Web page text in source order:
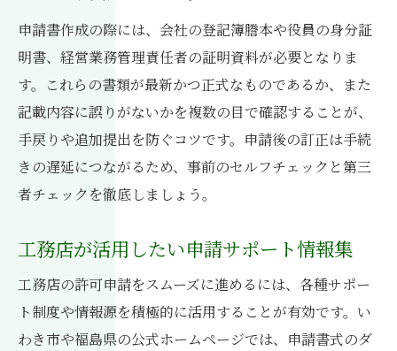
申請書作成の際には、会社の登記簿謄本や役員の身分証
明書、経営業務管理責任者の証明資料が必要となりま
す。これらの書類が最新かつ正式なものであるか、また
記載内容に誤りがないかを複数の目で確認することが、
手戻りや追加提出を防ぐコツです。申請後の訂正は手続
きの遅延につながるため、事前のセルフチェックと第三
者チェックを徹底しましょう。
工務店が活用したい申請サポート情報集
工務店の許可申請をスムーズに進めるには、各種サポー
ト制度や情報源を積極的に活用することが有効です。い
わき市や福島県の公式ホームページでは、申請書式のダ